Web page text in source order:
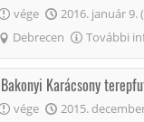
vége 2016. január 9.
Debrecen
További
Bakonyi Karácsony
vége 2015.